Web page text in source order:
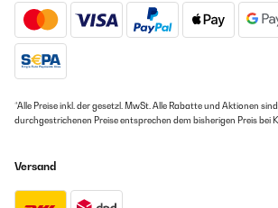
*Alle Preise inkl. der gesetzl. MwSt. Alle Rabatte und Aktionen
durchgestrichenen Preise entsprechen dem bisherigen Preis bei
Versand